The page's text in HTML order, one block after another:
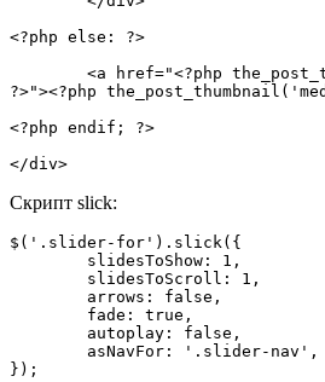
<?php else: ?>
?>"><?php
<?php endif; ?>
</div>
Скрипт slick:
$('.slider-for').slick({
});